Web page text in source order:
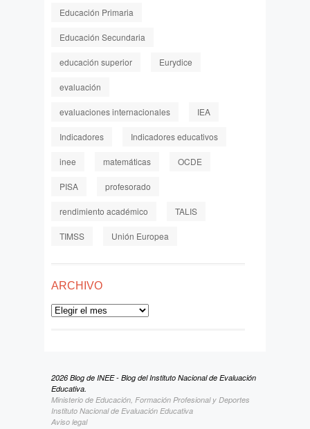
Educación Primaria
Educación Secundaria
educación superior Eurydice
evaluación
evaluaciones internacionales IEA
Indicadores Indicadores educativos
inee matemáticas OCDE
PISA profesorado
rendimiento académico TALIS
TIMSS Unión Europea
ARCHIVO
Archivo
2026 Blog de INEE - Blog del Instituto Nacional de Evaluación
Educativa.
Ministerio de Educación, Formación Profesional y Deportes
Instituto Nacional de Evaluación Educativa
Aviso legal